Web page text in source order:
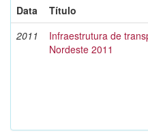
Data
Título
2011
Infraestrutura de
Nordeste 2011